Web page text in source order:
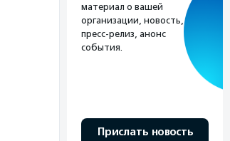
материал о вашей
организации, новость,
пресс-релиз, анонс
события.
Прислать новость